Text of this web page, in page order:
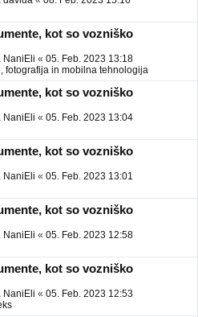
kot so vozniško
NaniEli « 05. Feb. 2023 13:18
fotografija in mobilna tehnologija
kot so vozniško
NaniEli « 05. Feb. 2023 13:04
kot so vozniško
NaniEli « 05. Feb. 2023 13:01
kot so vozniško
NaniEli « 05. Feb. 2023 12:58
kot so vozniško
NaniEli « 05. Feb. 2023 12:53